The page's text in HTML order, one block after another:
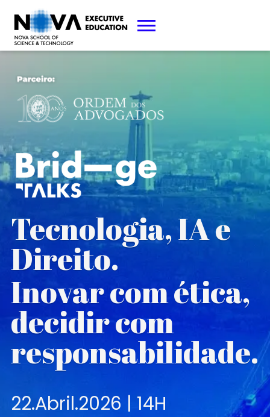
Tecnologia, IA e
Direito.
Inovar com ética,
decidir com
responsabilidade.
22.Abril.2026 | 14H